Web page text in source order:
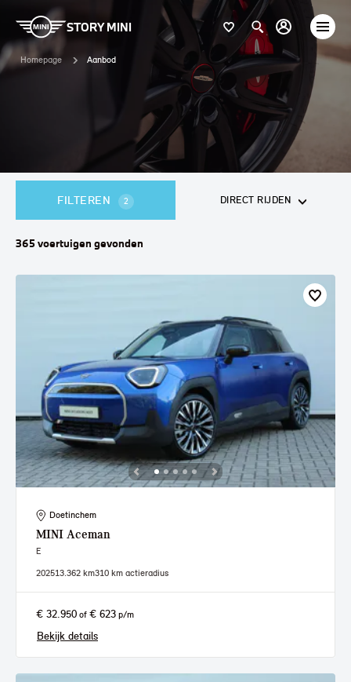
STORY MINI
Homepage Aanbod
FILTEREN 2 DIRECT RIJDEN
365voertuigen gevonden
Doetinchem
MINI Aceman
E
202513.362 km310 km actieradius
€ 32.950 of € 623 p/m
Bekijk details